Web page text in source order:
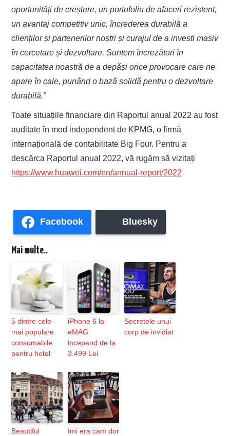
oportunități de creștere, un portofoliu de afaceri rezistent,
un avantaj competitiv unic, încrederea durabilă a
clienților și partenerilor noștri și curajul de a investi masiv
în cercetare și dezvoltare. Suntem încrezători în
capacitatea noastră de a depăși orice provocare care ne
apare în cale, punând o bază solidă pentru o dezvoltare
durabilă.”
Toate situațiile financiare din Raportul anual 2022 au fost
auditate în mod independent de KPMG, o firmă
internațională de contabilitate Big Four. Pentru a
descărca Raportul anual 2022, vă rugăm să vizitați
https://www.huawei.com/en/annual-report/2022
Facebook Bluesky
Mai multe..
5 dintre cele
mai populare
consumabile
pentru hotel
iPhone 6 la
eMAG
incepand de la
3.499 Lei
Secretele unui
corp de invidiat
Beautiful
Imi era cam dor